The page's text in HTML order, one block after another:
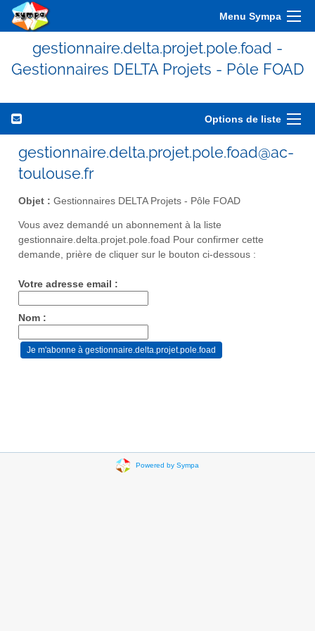
Menu Sympa
gestionnaire.delta.projet.pole.foad -
Gestionnaires DELTA Projets - Pôle FOAD
Options de liste
gestionnaire.delta.projet.pole.foad@ac-
toulouse.fr
Objet : Gestionnaires DELTA Projets - Pôle FOAD
Vous avez demandé un abonnement à la liste
gestionnaire.delta.projet.pole.foad Pour confirmer cette
demande, prière de cliquer sur le bouton ci-dessous :
Votre adresse email :
Nom :
Powered by Sympa